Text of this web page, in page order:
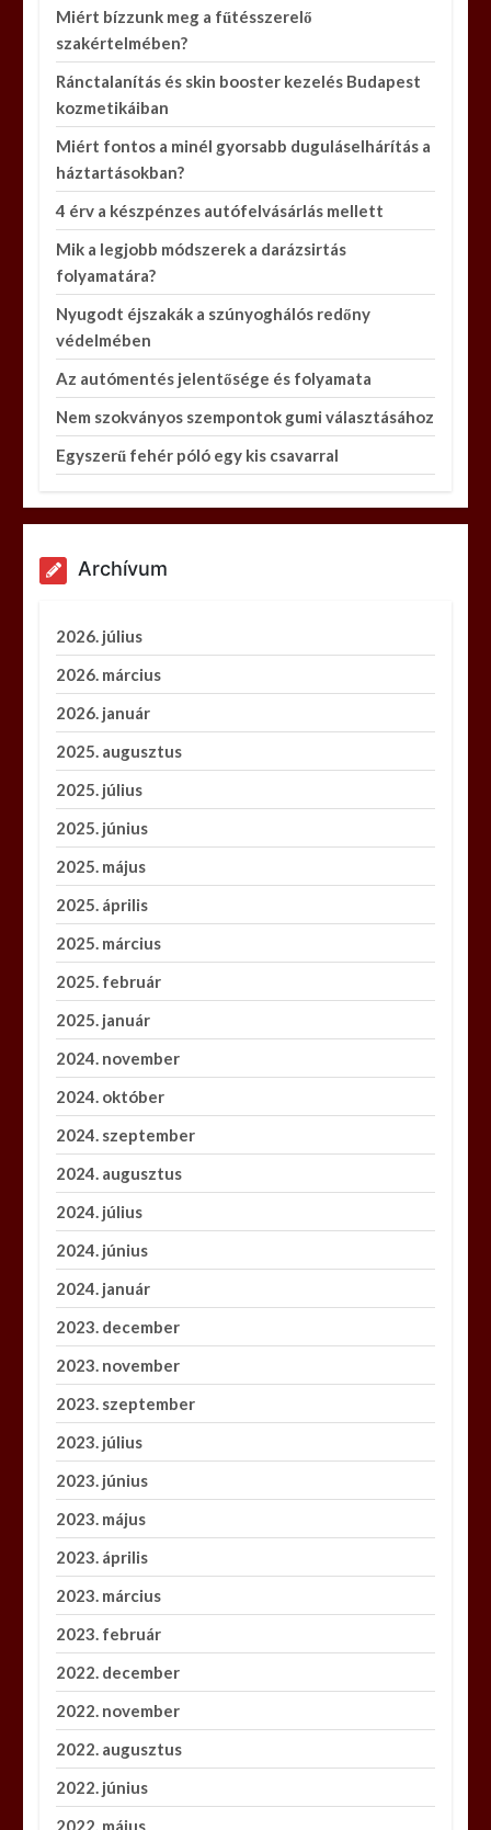
Miért bízzunk meg a fűtésszerelő
szakértelmében?
Ránctalanítás és skin booster kezelés Budapest
kozmetikáiban
Miért fontos a minél gyorsabb duguláselhárítás a
háztartásokban?
4 érv a készpénzes autófelvásárlás mellett
Mik a legjobb módszerek a darázsirtás
folyamatára?
Nyugodt éjszakák a szúnyoghálós redőny
védelmében
Az autómentés jelentősége és folyamata
Nem szokványos szempontok gumi választásához
Egyszerű fehér póló egy kis csavarral
Archívum
2026. július
2026. március
2026. január
2025. augusztus
2025. július
2025. június
2025. május
2025. április
2025. március
2025. február
2025. január
2024. november
2024. október
2024. szeptember
2024. augusztus
2024. július
2024. június
2024. január
2023. december
2023. november
2023. szeptember
2023. július
2023. június
2023. május
2023. április
2023. március
2023. február
2022. december
2022. november
2022. augusztus
2022. június
2022. május